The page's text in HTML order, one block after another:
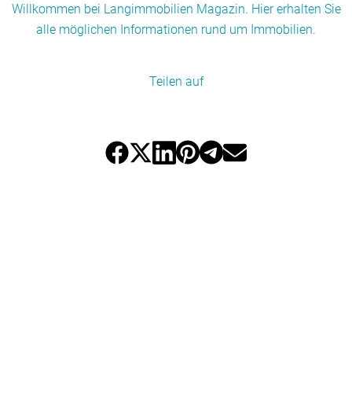
Willkommen bei Langimmobilien Magazin. Hier erhalten Sie
alle möglichen Informationen rund um Immobilien.
Teilen auf